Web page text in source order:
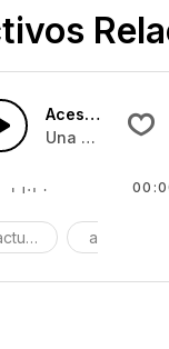
Aceso 22
Una melodía
acceso